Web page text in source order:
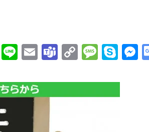
Hatena
LineEmailTeams
Copy